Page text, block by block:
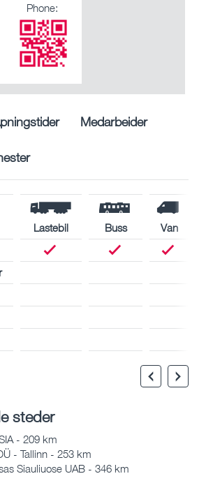
Phone:
Medarbeider
Lastebil Buss
Van
steder
- 209 km
- Tallinn - 253 km
Siauliuose UAB - 346 km